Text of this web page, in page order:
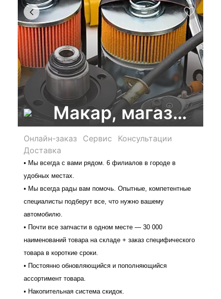
Макар, магазин
Онлайн-заказ Сервис
Консультации
Доставка
• Мы всегда с вами рядом. 6 филиалов в городе в
удобных местах.
• Мы всегда рады вам помочь. Опытные, компетентные
специалисты подберут все, что нужно вашему
автомобилю.
• Почти все запчасти в одном месте — 30 000
наименований товара на складе + заказ специфического
товара в короткие сроки.
• Постоянно обновляющийся и пополняющийся
ассортимент товара.
• Накопительная система скидок.